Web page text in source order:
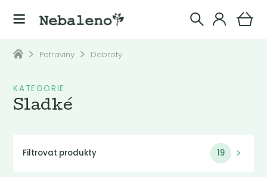
Potraviny Dobroty
KATEGORIE
Sladké
Filtrovat produkty 19